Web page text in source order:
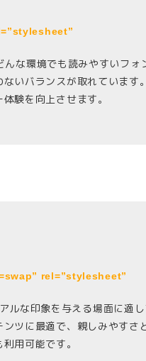
な環境でも読みやすいフォ
いバランスが取れています
験を向上させます。
rel=”stylesheet”
ルな印象を与える場面に適
ツに最適で、親しみやすさ
用可能です。